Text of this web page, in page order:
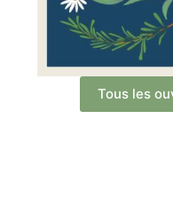
Tous les